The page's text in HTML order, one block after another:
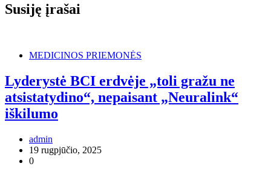
Susiję įrašai
MEDICINOS PRIEMONĖS
Lyderystė BCI erdvėje „toli gražu ne
atsistatydino“, nepaisant „Neuralink“
iškilumo
admin
19 rugpjūčio, 2025
0